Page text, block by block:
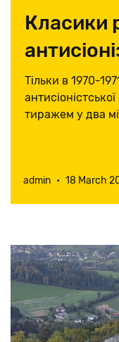
Класики
першими
Тільки в 1970-
тиражем у два
admin • 18 March